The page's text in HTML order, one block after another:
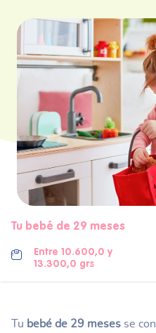
Tu bebé de 29 meses
Entre 10.600,0 y
13.300,0 grs
Tu bebé de 29 meses se